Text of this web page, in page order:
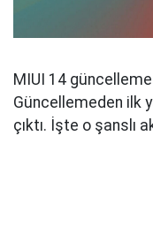
MIUI 14
Güncellemeden ilk
çıktı. İşte o şanslı